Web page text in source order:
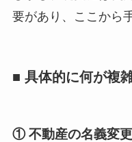
要があり、ここから
■ 具体的に何が複
① 不動産の名義変